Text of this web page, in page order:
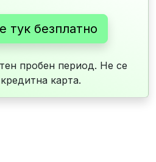
тук безплатно
пробен период. Не се
карта.